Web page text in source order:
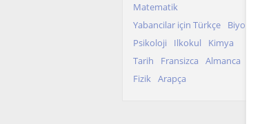
Matematik
Yabancilar için Türkçe
Biyoloji
Psikoloji
Ilkokul
Kimya
Tarih
Fransizca
Almanca
Fizik Arapça